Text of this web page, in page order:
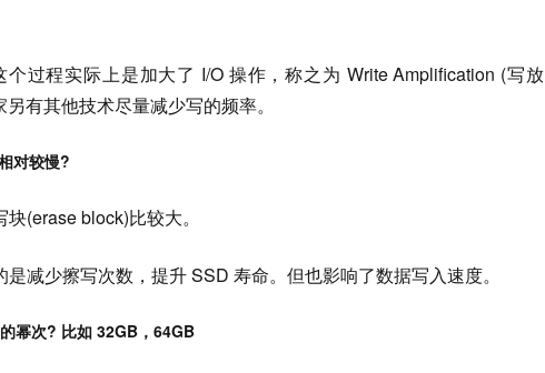
个过程实际上是加大了 I/O 操作，称之为 Write Amplification (写放
有其他技术尽量减少写的频率。
对较慢?
(erase block)比较大。
减少擦写次数，提升 SSD 寿命。但也影响了数据写入速度。
幂次? 比如 32GB，64GB